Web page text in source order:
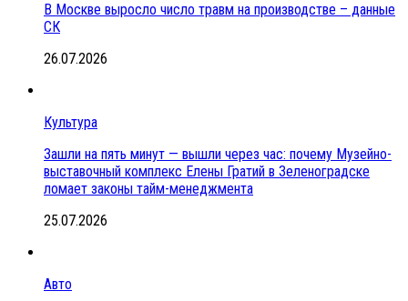
В Москве выросло число травм на производстве – данные
СК
26.07.2026
Культура
Зашли на пять минут — вышли через час: почему Музейно-
выставочный комплекс Елены Гратий в Зеленоградске
ломает законы тайм-менеджмента
25.07.2026
Авто